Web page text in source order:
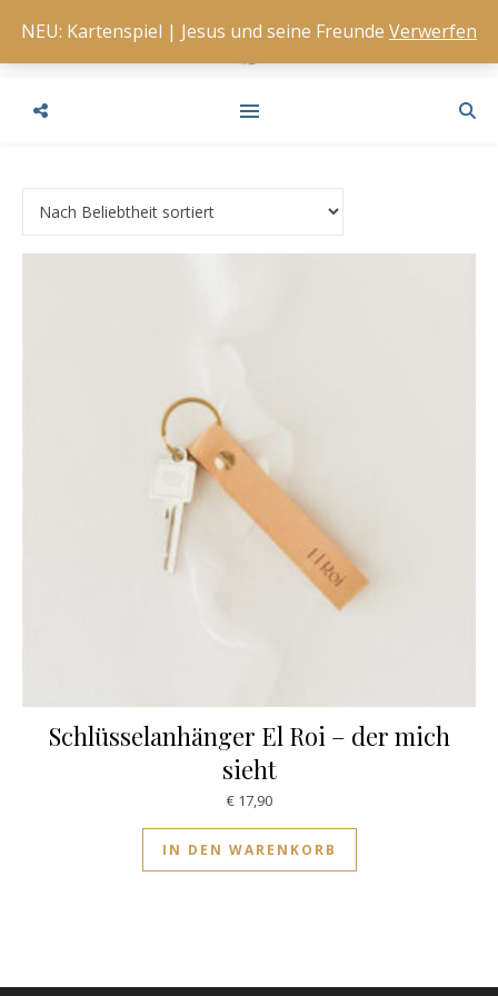
Schlüsselanhänger El Roi – der mich
sieht
€17,90
IN DEN WARENKORB
NEU: Kartenspiel | Jesus und seine Freunde Verwerfen